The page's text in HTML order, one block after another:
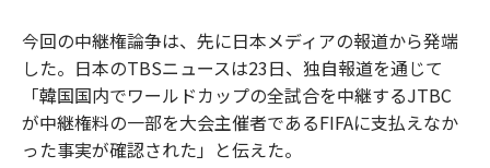
今回の中継権論争は、先に日本メディアの報道から発端
した。日本のTBSニュースは23日、独自報道を通じて
「韓国国内でワールドカップの全試合を中継するJTBC
が中継権料の一部を大会主催者であるFIFAに支払えなか
った事実が確認された」と伝えた。